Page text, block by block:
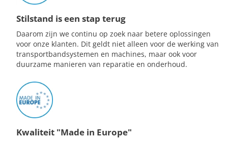
Stilstand is een stap terug
Daarom zijn we continu op zoek naar betere oplossingen
voor onze klanten. Dit geldt niet alleen voor de werking van
transportbandsystemen en machines, maar ook voor
duurzame manieren van reparatie en onderhoud.
Kwaliteit "Made in Europe"